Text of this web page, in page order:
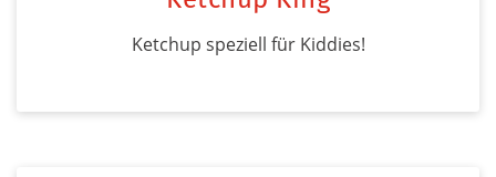
Ketchup speziell für Kiddies!